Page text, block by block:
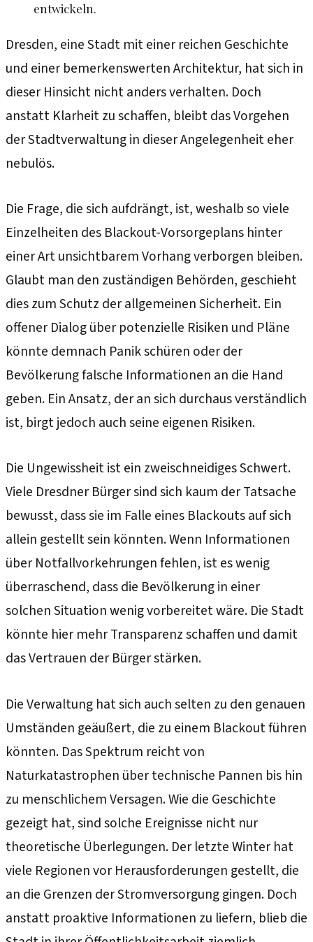
entwickeln.
Dresden, eine Stadt mit einer reichen Geschichte
und einer bemerkenswerten Architektur, hat sich in
dieser Hinsicht nicht anders verhalten. Doch
anstatt Klarheit zu schaffen, bleibt das Vorgehen
der Stadtverwaltung in dieser Angelegenheit eher
nebulös.
Die Frage, die sich aufdrängt, ist, weshalb so viele
Einzelheiten des Blackout-Vorsorgeplans hinter
einer Art unsichtbarem Vorhang verborgen bleiben.
Glaubt man den zuständigen Behörden, geschieht
dies zum Schutz der allgemeinen Sicherheit. Ein
offener Dialog über potenzielle Risiken und Pläne
könnte demnach Panik schüren oder der
Bevölkerung falsche Informationen an die Hand
geben. Ein Ansatz, der an sich durchaus verständlich
ist, birgt jedoch auch seine eigenen Risiken.
Die Ungewissheit ist ein zweischneidiges Schwert.
Viele Dresdner Bürger sind sich kaum der Tatsache
bewusst, dass sie im Falle eines Blackouts auf sich
allein gestellt sein könnten. Wenn Informationen
über Notfallvorkehrungen fehlen, ist es wenig
überraschend, dass die Bevölkerung in einer
solchen Situation wenig vorbereitet wäre. Die Stadt
könnte hier mehr Transparenz schaffen und damit
das Vertrauen der Bürger stärken.
Die Verwaltung hat sich auch selten zu den genauen
Umständen geäußert, die zu einem Blackout führen
könnten. Das Spektrum reicht von
Naturkatastrophen über technische Pannen bis hin
zu menschlichem Versagen. Wie die Geschichte
gezeigt hat, sind solche Ereignisse nicht nur
theoretische Überlegungen. Der letzte Winter hat
viele Regionen vor Herausforderungen gestellt, die
an die Grenzen der Stromversorgung gingen. Doch
anstatt proaktive Informationen zu liefern, blieb die